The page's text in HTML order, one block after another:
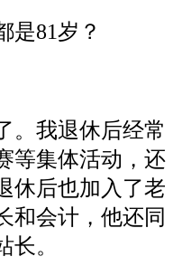
是81岁？
。我退休后经常
等集体活动，还
休后也加入了老
和会计，他还同
。